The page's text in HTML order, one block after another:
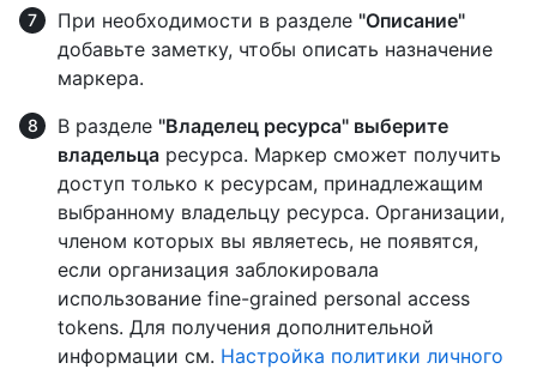
При необходимости в разделе "Описание"
добавьте заметку, чтобы описать назначение
маркера.
В разделе "Владелец ресурса" выберите
владельца ресурса. Маркер сможет получить
доступ только к ресурсам, принадлежащим
выбранному владельцу ресурса. Организации,
членом которых вы являетесь, не появятся,
если организация заблокировала
использование fine-grained personal access
tokens. Для получения дополнительной
информации см. Настройка политики личного